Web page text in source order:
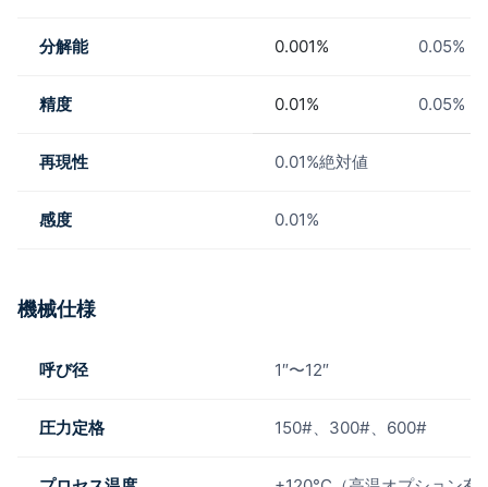
分解能 0.001% 0.05%
精度 0.01% 0.05%
再現性 0.01%絶対値
感度 0.01%
機械仕様
呼び径 1″〜12″
圧力定格 150#、300#、600#